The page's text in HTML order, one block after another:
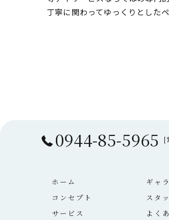
丁寧に関わってゆっくりとした
0944-85-5965 [
ホーム
コンセプト
サービス
ギャ
スタ
よく